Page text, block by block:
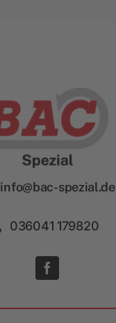
info@bac-spezial.de
036041 179820